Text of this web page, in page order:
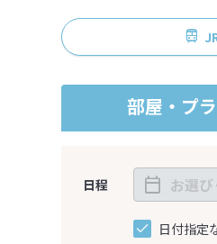
部屋・プ
日程
日付指定